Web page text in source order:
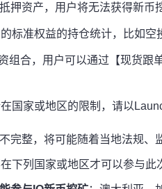
押资产，用户将无法获得新币
标准权益的持仓统计，比如空
组合，用户可以通过【现货跟
国家或地区的限制，请以
完整，将可能随着当地法规、
下列国家或地区才可以参与此